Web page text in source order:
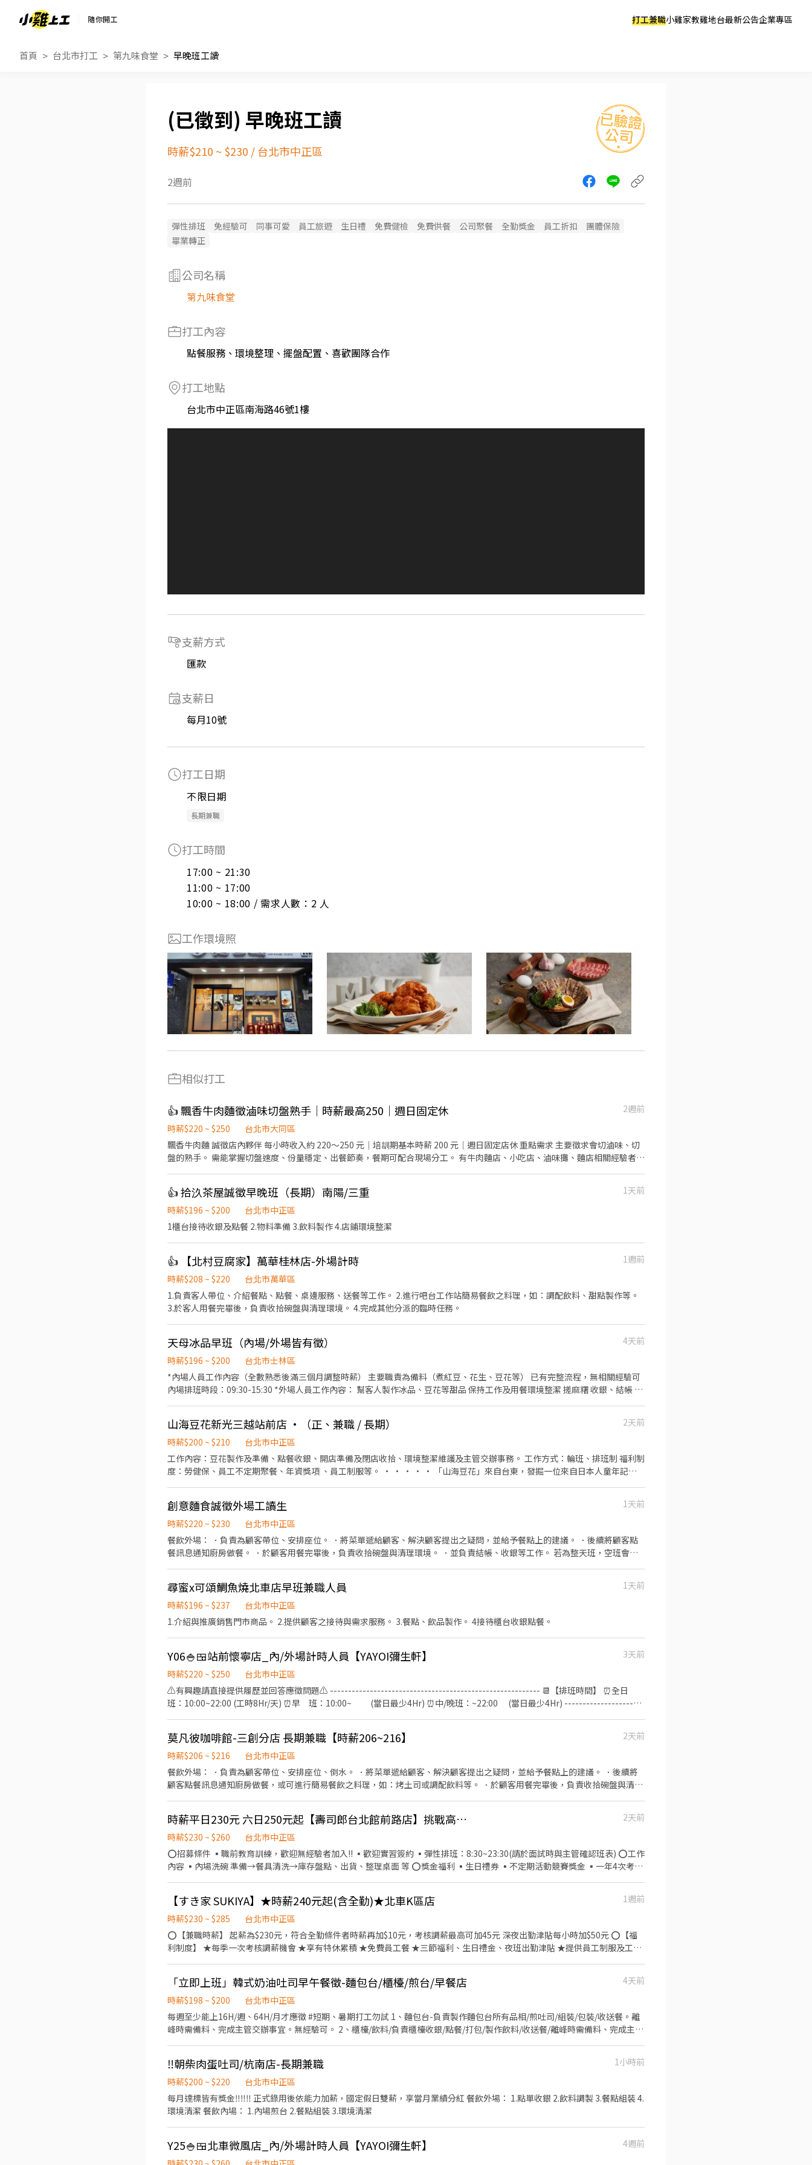
隨你開工 打工兼職小雞家教雞地台最新公告企業專區
首頁 台北市打工 第九味食堂 早晚班工讀
早晚班工讀
時薪$210 ~ $230 / 台北市中正區
2週前
彈性排班 免經驗可 同事可愛 員工旅遊 生日禮 免費健檢 免費供餐 公司聚餐 全勤獎金 員工折扣
團體保險
畢業轉正
公司名稱
第九味食堂
打工內容
點餐服務、環境整理、擺盤配置、喜歡團隊合作
打工地點
台北市中正區南海路46號1樓
支薪方式
匯款
支薪日
每月10號
打工日期
不限日期
長期兼職
打工時間
17:00 ~ 21:30
11:00 ~ 17:00
10:00 ~ 18:00 / 需求人數：2 人
工作環境照
相似打工
👍 飄香牛肉麵徵滷味切盤熟手｜時薪最高250｜週日固定休
2週前
時薪$220 ~ $250
台北市大同區
飄香牛肉麵 誠徵店內夥伴 每小時收入約 220～250 元｜培訓期基本時薪 200 元｜週日固定店休 重點需求 主要徵求會切滷味、切
盤的熟手。 需能掌握切盤速度、份量穩定、出餐節奏，餐期可配合現場分工。 有牛肉麵店、小吃店、滷味攤、麵店相關經驗者優
後，依工作能力、出勤穩定度、餐期速度、配合度，以及是否能獨立負責工作區域，核定基本時薪、營運績效獎勵金及排班配合
獎勵金。 每小時收入約 220～250 元，實際收入依工作表現、出勤狀況、排班配合及店內考核結果核發。 可穩定獨立站區、滷味
切盤熟練、配合度佳者，每小時收入可達約 250 元。 工作要求 希望你出勤穩定、動作快、態度正常，能配合現場分工。 到職後
會有基本訓練與簡易考核，主要看出勤、態度、速度、責任感與配合度。 未達基本工作要求者，會依實際狀況調整工作內容、工
作區域或排班安排；如經評估不適合店內工作需求，將依店內規定及相關法令辦理後續事項。 福利 生日禮金 節日獎金 過年獎金
以上依店內規定及營運狀況發放。 其他 週日固定店休。 聯絡方式 電話：0953-757-171 地址：台北市大同區寧夏路 12 號 1 樓
👍 拾汣茶屋誠徵早晚班（長期）南陽/三重
1天前
時薪$196 ~ $200
台北市中正區
1櫃台接待收銀及點餐 2.物料準備 3.飲料製作 4.店鋪環境整潔
👍 【北村豆腐家】萬華桂林店-外場計時
1週前
時薪$208 ~ $220
台北市萬華區
1.負責客人帶位、介紹餐點、點餐、桌邊服務、送餐等工作。 2.進行吧台工作站簡易餐飲之料理，如：調配飲料、甜點製作等。
3.於客人用餐完畢後，負責收拾碗盤與清理環境。 4.完成其他分派的臨時任務。
天母冰品早班（內場/外場皆有徵）
4天前
時薪$196 ~ $200
台北市士林區
*內場人員工作內容（全數熟悉後滿三個月調整時薪） 主要職責為備料（煮紅豆、花生、豆花等） 已有完整流程，無相關經驗可
內場排班時段：09:30-15:30 *外場人員工作內容： 幫客人製作冰品、豆花等甜品 保持工作及用餐環境整潔 搓麻糬 收銀、結帳 外
每月排班一次 *投遞履歷時請附上大致可排班的時間 *每月排班時數至少需50小時，假日至少4-5天 *休息時間：每四小時休息30
分鐘 • 工作地點 台北市士林區士東路200巷78號 . 長期員工福利 服務滿三個月享三節獎金 歡迎工讀、二度就業、兼差的夥伴加
入我們
山海豆花新光三越站前店 ·（正、兼職 / 長期）
2天前
時薪$200 ~ $210
台北市中正區
工作內容：豆花製作及準備、點餐收銀、開店準備及閉店收拾、環境整潔維護及主管交辦事務。 工作方式：輪班、排班制 福利制
度：勞健保、員工不定期聚餐、年資獎項 、員工制服等。 • • • • • 「山海豆花」來自台東，發掘一位來自日本人童年記憶
歡豆花、甜品的朋友，歡迎加入我們！
創意麵食誠徵外場工讀生
1天前
時薪$220 ~ $230
台北市中正區
餐飲外場： ．負責為顧客帶位、安排座位。 ．將菜單遞給顧客、解決顧客提出之疑問，並給予餐點上的建議。 ．後續將顧客點
餐訊息通知廚房做餐。 ．於顧客用餐完畢後，負責收拾碗盤與清理環境。 ．並負責結帳、收銀等工作。 若為整天班，空班會有
尋蜜x可頌鯛魚燒北車店早班兼職人員
1天前
時薪$196 ~ $237
台北市中正區
1.介紹與推廣銷售門市商品。 2.提供顧客之接待與需求服務。 3.餐點、飲品製作。 4接待櫃台收銀點餐。
Y06🍚🍱站前懷寧店_內/外場計時人員【YAYOI彌生軒】
3天前
時薪$220 ~ $250
台北市中正區
⚠️有興趣請直接提供履歷並回答應徵問題⚠️ ---------------------------------------------------------- 📆【排班時間】 ⏰全日
班：10:00~22:00 (工時8Hr/天) ⏰早 班：10:00~ (當日最少4Hr) ⏰中/晚班：~22:00 (當日最少4Hr) ----------------------
洗剝削切各種食材，烹飪前置備料作業 2. 各項定食及料理製作、出餐 3. 工作區域和設備的清潔以及保養 4. 訂貨、庫存控管學習 -
---------------------------------------------------------- ⭕️歡迎對餐飲服務有高度的熱忱，態度積極認真的在校生加入，配合各
大專院校學期、學年實習業務，可與學校簽訂相關合約。 ✅2025年1-2月、6-8月、12月期間限定特別津貼！計時人員每小時薪
資額外再加10元。 ✅每月工時達成獎勵，總工時達100小時以上發放500元或達150小時以上者發放1,000元。 ✅一天中能排班最
少四小時、每周最少須提供16-20小時排班。兩周排班一次，可彈性調整。 ✅假日能排班的兼職人員
莫凡彼咖啡館-三創分店 長期兼職【時薪206~216】
2天前
時薪$206 ~ $216
台北市中正區
餐飲外場： ．負責為顧客帶位、安排座位、倒水。 ．將菜單遞給顧客、解決顧客提出之疑問，並給予餐點上的建議。 ．後續將
顧客點餐訊息通知廚房做餐，或可進行簡易餐飲之料理，如：烤土司或調配飲料等。 ．於顧客用餐完畢後，負責收拾碗盤與清理
重量。 ．負責擺盤、打包外帶服務。
時薪平日230元 六日250元起【壽司郎台北館前路店】挑戰高薪洗碗兼職
2天前
時薪$230 ~ $260
台北市中正區
⭕招募條件 ▪職前教育訓練，歡迎無經驗者加入!! ▪歡迎實習簽約 ▪彈性排班：8:30~23:30(請於面試時與主管確認班表) ⭕工作
內容 ▪內場洗碗 準備→餐具清洗→庫存盤點、出貨、整理桌面 等 ⭕獎金福利 ▪生日禮券 ▪不定期活動競賽獎金 ▪一年4次考核
善，依努力及成果將有升遷加薪的機會 ▪享有完善的福利制度，加班費為5分鐘為單位計算，重視員工的辛勤付出 ▪計畫拓展全
台灣，讓更多人有機會品嚐美味平價壽司，致力成為頂尖品牌
【すき家 SUKIYA】★時薪240元起(含全勤)★北車K區店
1週前
時薪$230 ~ $285
台北市中正區
⭕【兼職時薪】 起薪為$230元，符合全勤條件者時薪再加$10元，考核調薪最高可加45元 深夜出勤津貼每小時加$50元 ⭕【福
利制度】 ★每季一次考核調薪機會 ★享有特休累積 ★免費員工餐 ★三節福利、生日禮金、夜班出勤津貼 ★提供員工制服及工作
的速食連鎖ZENSHO集團，我們的理念是"消滅世界的飢餓和貧困"，目標是成為全球第一的連鎖餐飲集團。 我們堅持使用安全及
高品質的食材，當場現點現作提供美味可口的日本國民美食-牛丼/咖哩，並以舒適衛生的用餐環境、熱情用心的服務態度、平實
親民的誠懇價格，強調食品安全，顧客安心。不論是單獨一人、與家人一起、朋友一起，皆可享受用餐的樂趣。
「立即上班」韓式奶油吐司早午餐徵-麵包台/櫃檯/煎台/早餐店
4天前
時薪$198 ~ $200
台北市中正區
每週至少能上16H/週、64H/月才應徵 #短期、暑期打工勿試 1、麵包台-負責製作麵包台所有品相/煎吐司/組裝/包裝/收送餐。離
峰時需備料、完成主管交辦事宜。無經驗可。 2、櫃檯/飲料/負責櫃檯收銀/點餐/打包/製作飲料/收送餐/離峰時需備料、完成主管
‼️朝柴肉蛋吐司/杭南店-長期兼職
1小時前
時薪$200 ~ $220
台北市中正區
每月達標皆有獎金‼️‼️‼️ 正式錄用後依能力加薪，國定假日雙薪，享當月業績分紅 餐飲外場： 1.點單收銀 2.飲料調製 3.餐點組裝 4.
環境清潔 餐飲內場： 1.內場煎台 2.餐點組裝 3.環境清潔
Y25🍚🍱北車微風店_內/外場計時人員【YAYOI彌生軒】
4週前